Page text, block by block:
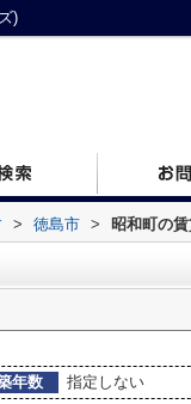
)
> 徳島市 > 昭和町の
年数
指定しない